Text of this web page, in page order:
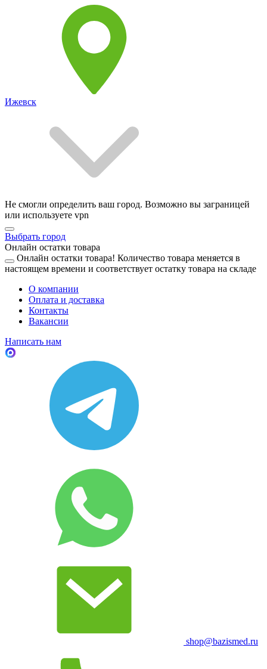
Ижевск
Не смогли определить ваш город. Возможно вы заграницей
или используете vpn
Выбрать город
Онлайн остатки товара
Онлайн остатки товара! Количество товара меняется в
настоящем времени и соответствует остатку товара на складе
О компании
Оплата и доставка
Контакты
Вакансии
Написать нам
shop@bazismed.ru